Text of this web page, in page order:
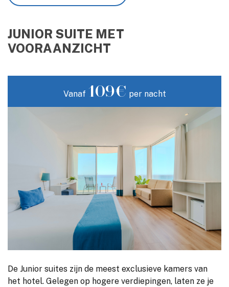
JUNIOR SUITE MET
VOORAANZICHT
Vanaf 109€ per nacht
De Junior suites zijn de meest exclusieve kamers van
het hotel. Gelegen op hogere verdiepingen, laten ze je